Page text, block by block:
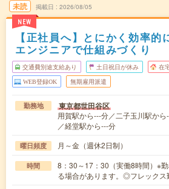
未読
NEW
掲載日 2026/08/05
【正社員へ】とにかく効率的
エンジニアで仕組みづくり
交通費別途支給あり 土日祝日が休み 在
WEB登録OK 無期雇用派遣
勤務地 東京都世田谷区
用賀駅から---分／二子玉川駅か
／経堂駅から---分
曜日頻度 月～金（週休2日制）
時間
8：30～17：30（実働8時間）※
る場合があります。◎フレック